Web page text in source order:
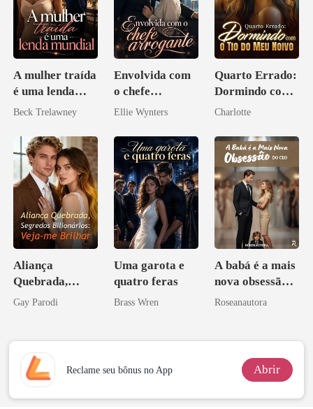
A mulher traída
é uma lenda
mundial
Beck Trelawney
Envolvida com
o chefe
arrogante
Ellie Wynters
Quarto Errado:
Dormindo com
o Tio do Meu
Charlotte
Aliança
Quebrada,
Segredos
Gay Parodi
Uma garota e
quatro feras
Brass Wren
A babá é a mais
nova obsessão
do CEO
Roseanautora
Reclame seu bônus no App Abrir